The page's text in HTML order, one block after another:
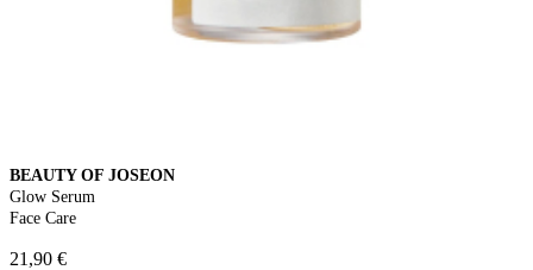
BEAUTY OF JOSEON
Glow Serum
Face Care
21,90 €